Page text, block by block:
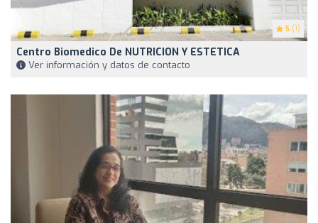
5 (1)
Centro Biomedico De NUTRICION Y ESTETICA
Ver información y datos de contacto